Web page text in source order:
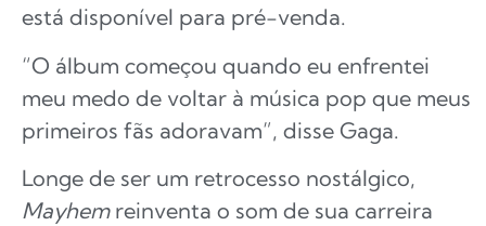
está disponível para pré-venda.
“O álbum começou quando eu enfrentei
meu medo de voltar à música pop que meus
primeiros fãs adoravam”, disse Gaga.
Longe de ser um retrocesso nostálgico,
Mayhemreinventa o som de sua carreira